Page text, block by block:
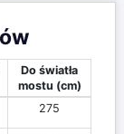
Do światła
mostu (cm)
275